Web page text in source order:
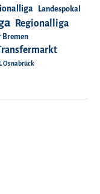
Landespokal
Regionalliga
Bremen
Osnabrück